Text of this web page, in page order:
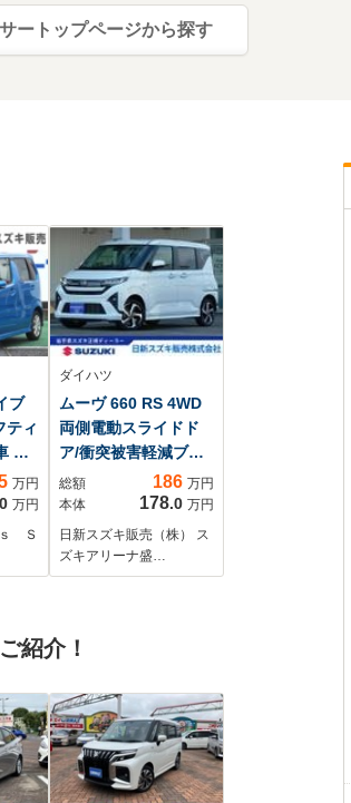
ートップページから探す
ブ
ティ
ナ
応
ン
ー
整
保
万円
万円
ｓ Ｓ
ダイハツ
ムーヴ 660 RS 4WD
両側電動スライドド
ア/衝突被害軽減ブレ
ーキ/プッシュスター
ト/オートエアコン/オ
ートライト/アイドリ
ングストップ/横滑り
防止機能/盗難防止シ
ル
総額 186 万円
本体
178.0 万円
日新スズキ販売（株） ス
ズキアリーナ盛…
紹介！